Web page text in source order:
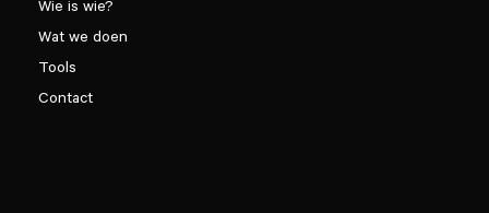
Wie is wie?
Wat we doen
Tools
Contact